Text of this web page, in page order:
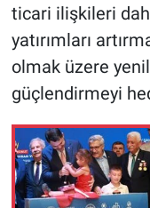
ticari ilişkileri
yatırımları
olmak üzere
güçlendirmeyi